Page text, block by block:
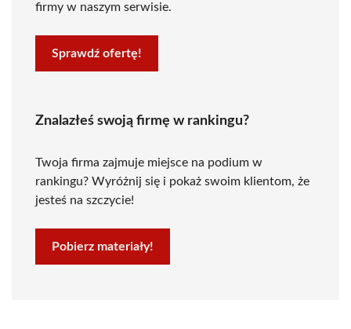
firmy w naszym serwisie.
Sprawdź ofertę!
Znalazłeś swoją firmę w rankingu?
Twoja firma zajmuje miejsce na podium w
rankingu? Wyróżnij się i pokaż swoim klientom, że
jesteś na szczycie!
Pobierz materiały!